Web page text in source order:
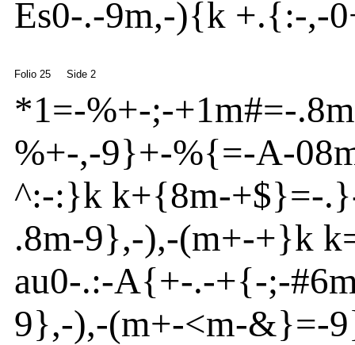
Es0-.-9m,-){k +.{:-,-
Folio 25 Side 2
*1=-%+-;-+1m#=-.8m
%+-,-9}+-%{=-A-
^:-:}k k+{8m-+$}=-.}
.8m-9},-),-(m+-+}k
au0-.:-A{+-.-+{-;-
9},-),-(m+-<m-&}=-